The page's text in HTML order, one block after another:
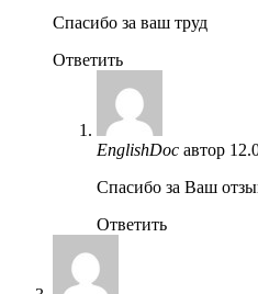
Спасибо за ваш труд
Ответить
EnglishDoc автор
Спасибо за Ваш
Ответить